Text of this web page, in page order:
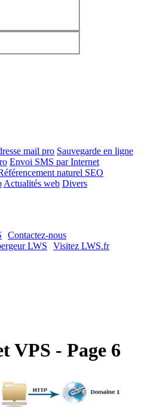
mail pro Sauvegarde en ligne
Envoi SMS par Internet
naturel SEO
Actualités web Divers
Contactez-nous
Visitez LWS.fr
VPS - Page 6